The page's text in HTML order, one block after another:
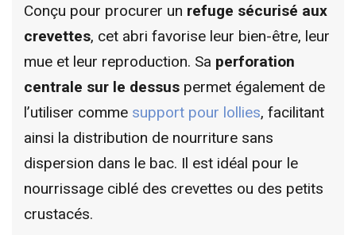
Conçu pour procurer un refuge sécurisé aux
crevettes, cet abri favorise leur bien-être, leur
mue et leur reproduction. Sa perforation
centrale sur le dessus permet également de
l’utiliser comme support pour lollies, facilitant
ainsi la distribution de nourriture sans
dispersion dans le bac. Il est idéal pour le
nourrissage ciblé des crevettes ou des petits
crustacés.